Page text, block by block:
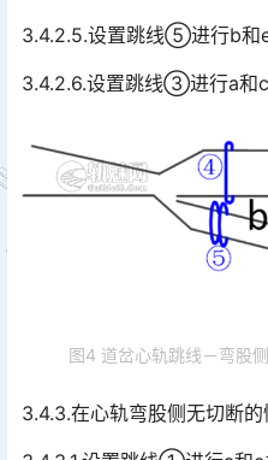
3.4.2.5.设置跳线⑤进行b和e
3.4.2.6.设置跳线③进行a和c
图4 道岔心轨跳线－弯股
3.4.3.在心轨弯股侧无切断的